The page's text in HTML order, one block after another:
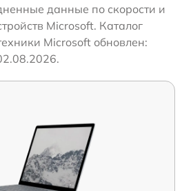
данные по скорости и
Microsoft. Каталог
Microsoft обновлен: